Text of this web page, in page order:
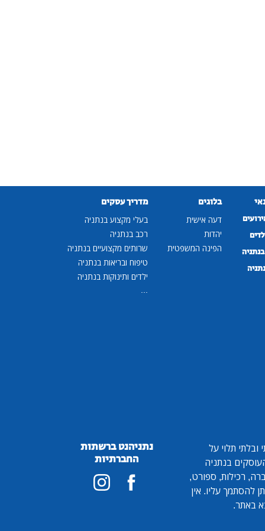
בלוגים
דעה אישית
יהדות
הפינה המשפטית
מדריך עסקים
בעלי מקצוע בנתניה
רכב בנתניה
שרותים מקצועיים בנתניה
טיפוח ובריאות בנתניה
ילדים ותינוקות בנתניה
...
תלוי על
בנתניה
רכילות, ספורט,
להסתמך עליו. אין
באתר.
נתניהנט ברשתות
החברתיות